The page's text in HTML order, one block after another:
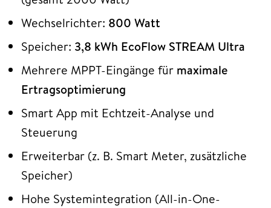
Wechselrichter: 800 Watt
Speicher: 3,8 kWh EcoFlow STREAM Ultra
Mehrere MPPT-Eingänge für maximale
Ertragsoptimierung
Smart App mit Echtzeit-Analyse und
Steuerung
Erweiterbar (z. B. Smart Meter, zusätzliche
Speicher)
Hohe Systemintegration (All-in-One-